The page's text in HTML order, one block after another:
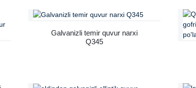
po'latdan payvandlangan quvur
Galvanizli temir quvur narxi
Q345